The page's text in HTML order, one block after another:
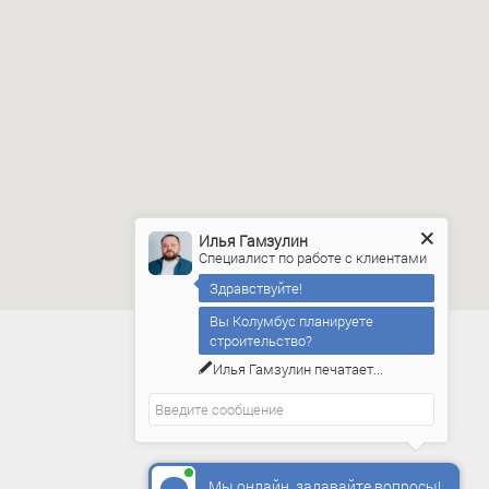
Илья Гамзулин
Специалист по работе с клиентами
Здравствуйте!
Вы Колумбус планируете
строительство?
Илья Гамзулин печатает...